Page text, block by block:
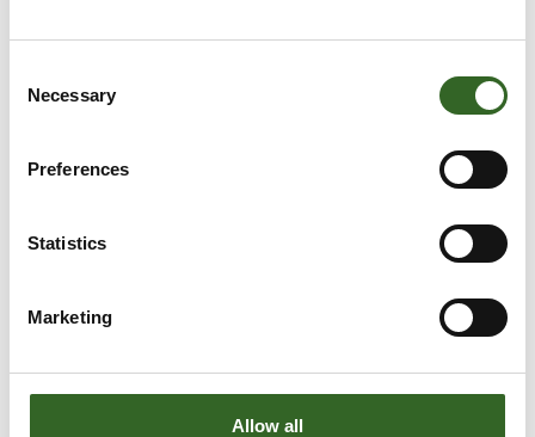
Selection
Necessary
Preferences
Statistics
Marketing
Allow all
LAJITTELUOHJEET